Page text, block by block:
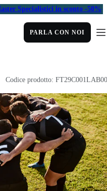
Specialistici in sconto -50%
PARLA CON NOI
Codice prodotto: